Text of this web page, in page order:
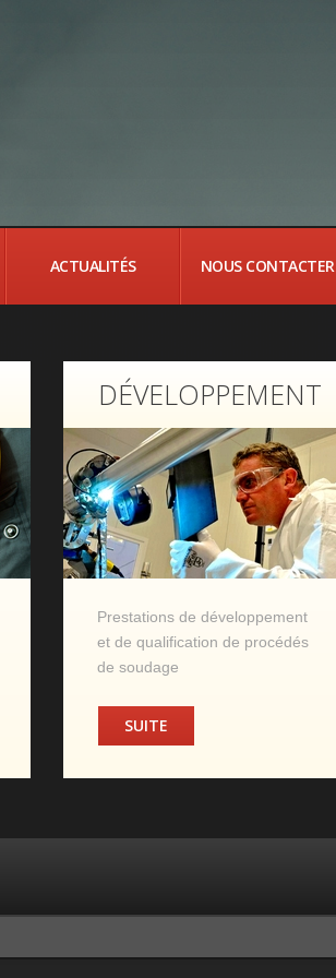
ACTUALITÉS NOUS CONTACTER
DÉVELOPPEMENT
Prestations de développement
et de qualification de procédés
de soudage
SUITE